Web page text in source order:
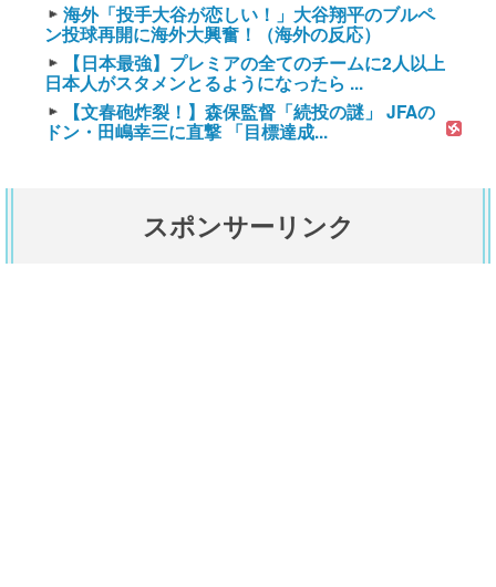
海外「投手大谷が恋しい！」大谷翔平のブルペ
ン投球再開に海外大興奮！（海外の反応）
【日本最強】プレミアの全てのチームに2人以上
日本人がスタメンとるようになったら ...
【文春砲炸裂！】森保監督「続投の謎」 JFAの
ドン・田嶋幸三に直撃 「目標達成...
スポンサーリンク